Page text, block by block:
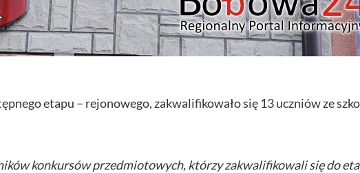
etapu – rejonowego, zakwalifikowało się 13 uczniów ze
konkursów przedmiotowych, którzy zakwalifikowali się do